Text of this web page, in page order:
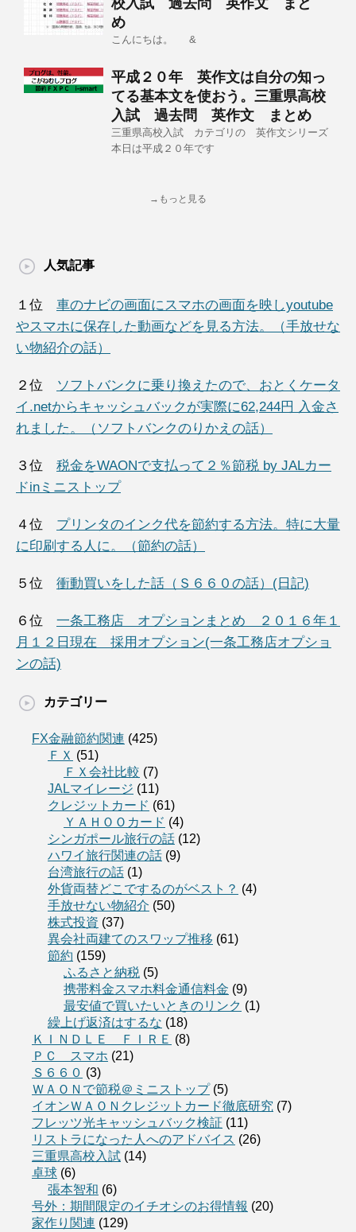
校入試 過去問 英作文 まと
め
こんにちは。 &
平成２０年 英作文は自分の知っ
てる基本文を使おう。三重県高校
入試 過去問 英作文 まとめ
三重県高校入試 カテゴリの 英作文シリーズ
本日は平成２０年です
→もっと見る
人気記事
１位 車のナビの画面にスマホの画面を映しyoutube
やスマホに保存した動画などを見る方法。（手放せな
い物紹介の話）
２位
ソフトバンクに乗り換えたので、おとくケータ
イ.netからキャッシュバックが実際に62,244円 入金さ
れました。（ソフトバンクのりかえの話）
３位 税金をWAONで支払って２％節税 by JALカー
ドinミニストップ
４位 プリンタのインク代を節約する方法。特に大量
に印刷する人に。（節約の話）
５位 衝動買いをした話（Ｓ６６０の話）(日記)
６位 一条工務店 オプションまとめ ２０１６年１
月１２日現在 採用オプション(一条工務店オプショ
ンの話)
カテゴリー
FX金融節約関連 (425)
ＦＸ (51)
ＦＸ会社比較 (7)
JALマイレージ (11)
クレジットカード (61)
ＹＡＨＯＯカード (4)
シンガポール旅行の話 (12)
ハワイ旅行関連の話 (9)
台湾旅行の話 (1)
外貨両替どこでするのがベスト？ (4)
手放せない物紹介 (50)
株式投資 (37)
異会社両建てのスワップ推移 (61)
節約 (159)
ふるさと納税 (5)
携帯料金スマホ料金通信料金 (9)
最安値で買いたいときのリンク (1)
繰上げ返済はするな (18)
ＫＩＮＤＬＥ ＦＩＲＥ (8)
ＰＣ スマホ (21)
Ｓ６６０ (3)
ＷＡＯＮで節税＠ミニストップ(5)
イオンＷＡＯＮクレジットカード徹底研究 (7)
フレッツ光キャッシュバック検証 (11)
リストラになった人へのアドバイス (26)
三重県高校入試 (14)
卓球 (6)
張本智和 (6)
号外：期間限定のイチオシのお得情報 (20)
家作り関連 (129)